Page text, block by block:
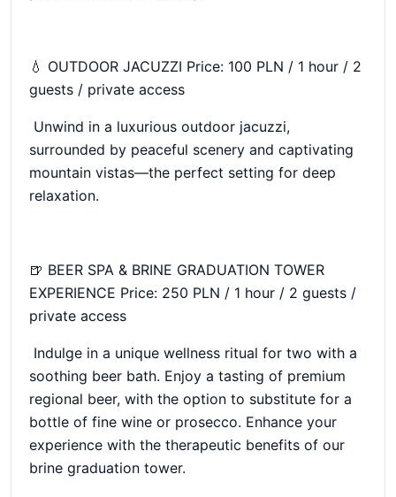
💧 OUTDOOR JACUZZI Price: 100 PLN / 1 hour / 2
guests / private access
Unwind in a luxurious outdoor jacuzzi,
surrounded by peaceful scenery and captivating
mountain vistas—the perfect setting for deep
relaxation.
🍺 BEER SPA & BRINE GRADUATION TOWER
EXPERIENCE Price: 250 PLN / 1 hour / 2 guests /
private access
Indulge in a unique wellness ritual for two with a
soothing beer bath. Enjoy a tasting of premium
regional beer, with the option to substitute for a
bottle of fine wine or prosecco. Enhance your
experience with the therapeutic benefits of our
brine graduation tower.